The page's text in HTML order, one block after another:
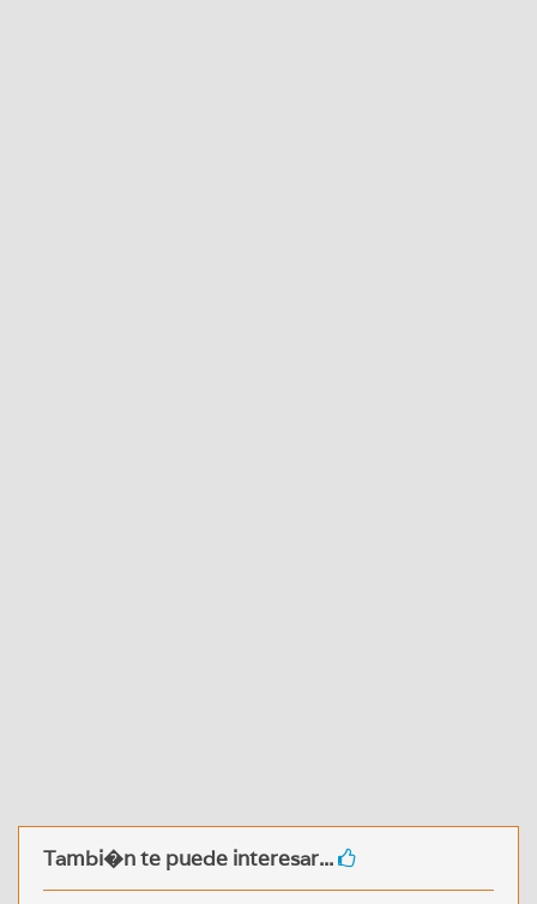
Tambi�n te puede interesar...